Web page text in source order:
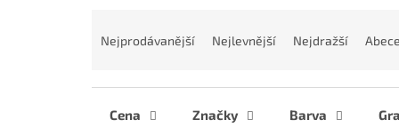
Nejprodávanější Nejlevnější Nejdražší
Cena Značky Barva